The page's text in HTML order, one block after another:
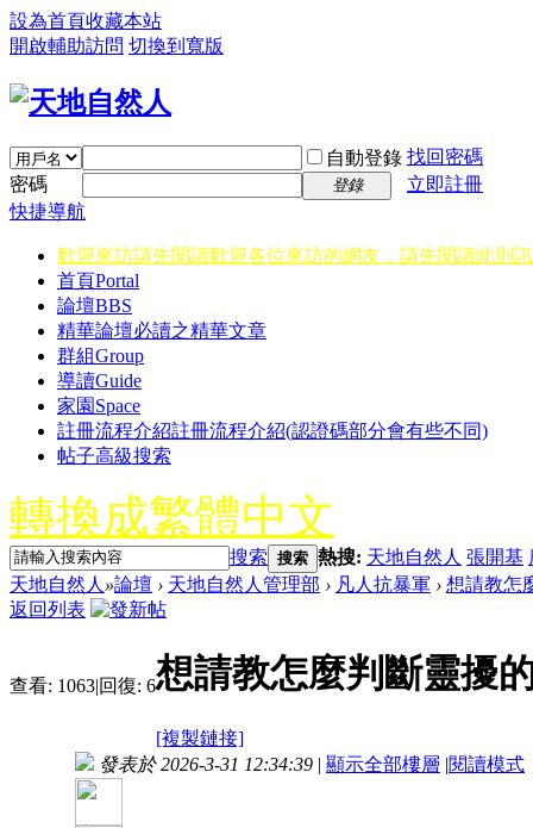
設為首頁收藏本站
開啟輔助訪問 切換到寬版
自動登錄 找回密碼
密碼
登錄
立即註冊
快捷導航
歡迎來訪請先閱讀歡迎各位來訪的網友，請先閱讀此則
首頁Portal
論壇BBS
精華論壇必讀之精華文章
群組Group
導讀Guide
家園 Space
註冊流程介紹註冊流程介紹(認證碼部分會有些不同)
帖子高級搜索
轉換成繁體中文
搜索 搜索 熱搜: 天地自然人 張開基
天地自然人 »論壇 › 天地自然人管理部 › 凡人抗暴軍 › 想請教怎
返回列表
查看: 1063|回復: 6想請教怎麼判斷靈擾
[複製鏈接]
發表於 2026-3-31 12:34:39 | 顯示全部樓層 |閱讀模式